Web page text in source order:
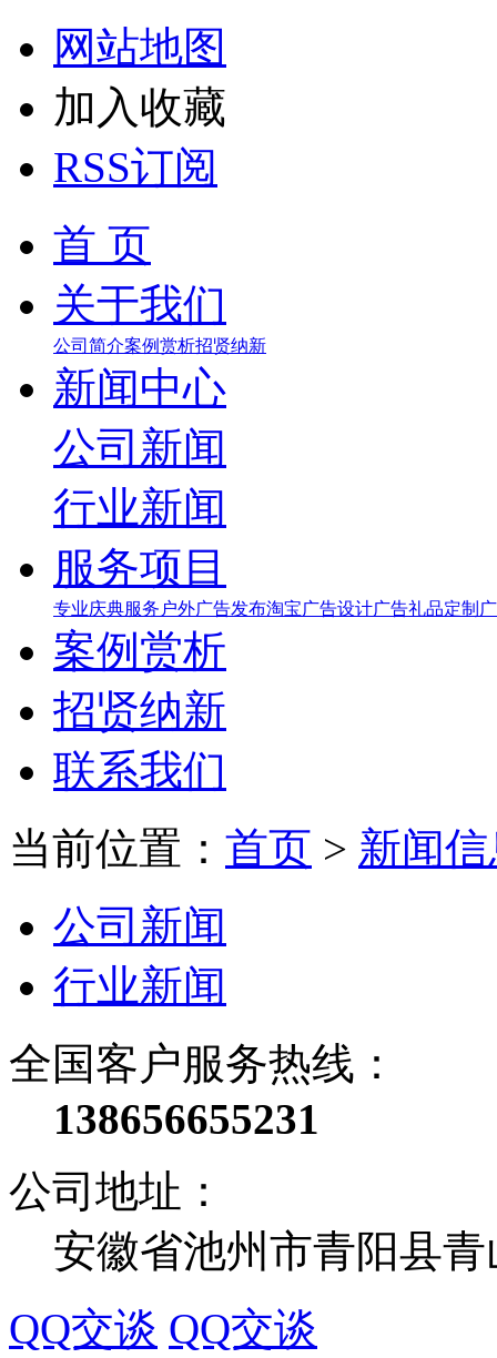
网站地图
加入收藏
RSS订阅
首 页
关于我们
公司简介案例赏析招贤纳新
新闻中心
公司新闻
行业新闻
服务项目
专业庆典服务 户外广告发布淘宝广告设计广告礼品定制
案例赏析
招贤纳新
联系我们
当前位置： 首页 > 新闻
公司新闻
行业新闻
全国客户服务热线：
138656655231
公司地址：
安徽省池州市青阳县
QQ交谈 QQ交谈